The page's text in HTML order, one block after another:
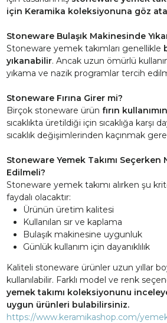
için Keramika koleksiyonuna göz
Stoneware Bulaşık Makinesinde
Stoneware yemek takımları genellikle
yıkanabilir. Ancak uzun ömürlü
yıkama ve nazik programlar tercih
Stoneware Fırına Girer mi?
Birçok stoneware ürün fırın
sıcaklıkta üretildiği için sıcaklığa karşı
sıcaklık değişimlerinden kaçınmak
Stoneware Yemek Takımı Seçerken
Edilmeli?
Stoneware yemek takımı alırken şu
faydalı olacaktır:
Ürünün üretim kalitesi
Kullanılan sır ve kaplama
Bulaşık makinesine uygunluk
Günlük kullanım için dayanıklılık
Kaliteli stoneware ürünler uzun yıllar
kullanılabilir. Farklı model ve renk
yemek takımı koleksiyonunu
uygun ürünleri bulabilirsiniz.
https://www.keramikashop.com/